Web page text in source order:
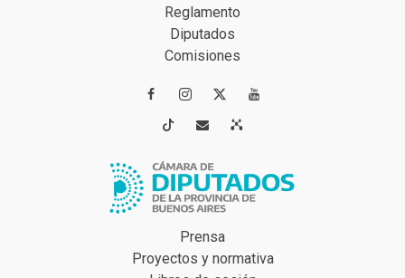
Reglamento
Diputados
Comisiones
 
 
Prensa
Proyectos y normativa